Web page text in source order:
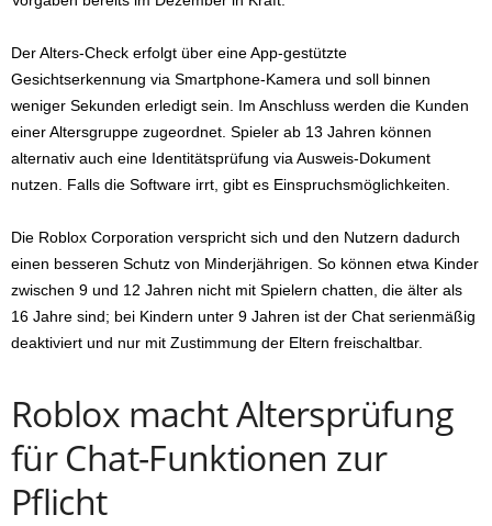
Der Alters-Check erfolgt über eine App-gestützte
Gesichtserkennung via Smartphone-Kamera und soll binnen
weniger Sekunden erledigt sein. Im Anschluss werden die Kunden
einer Altersgruppe zugeordnet. Spieler ab 13 Jahren können
alternativ auch eine Identitätsprüfung via Ausweis-Dokument
nutzen. Falls die Software irrt, gibt es Einspruchsmöglichkeiten.
Die Roblox Corporation verspricht sich und den Nutzern dadurch
einen besseren Schutz von Minderjährigen. So können etwa Kinder
zwischen 9 und 12 Jahren nicht mit Spielern chatten, die älter als
16 Jahre sind; bei Kindern unter 9 Jahren ist der Chat serienmäßig
deaktiviert und nur mit Zustimmung der Eltern freischaltbar.
Roblox macht Altersprüfung
für Chat-Funktionen zur
Pflicht